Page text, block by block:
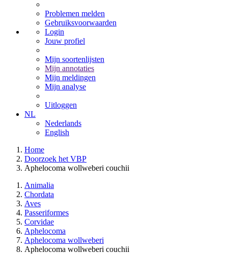
Problemen melden
Gebruiksvoorwaarden
Login
Jouw profiel
Mijn soortenlijsten
Mijn annotaties
Mijn meldingen
Mijn analyse
Uitloggen
NL
Nederlands
English
Home
Doorzoek het VBP
Aphelocoma wollweberi couchii
Animalia
Chordata
Aves
Passeriformes
Corvidae
Aphelocoma
Aphelocoma wollweberi
Aphelocoma wollweberi couchii